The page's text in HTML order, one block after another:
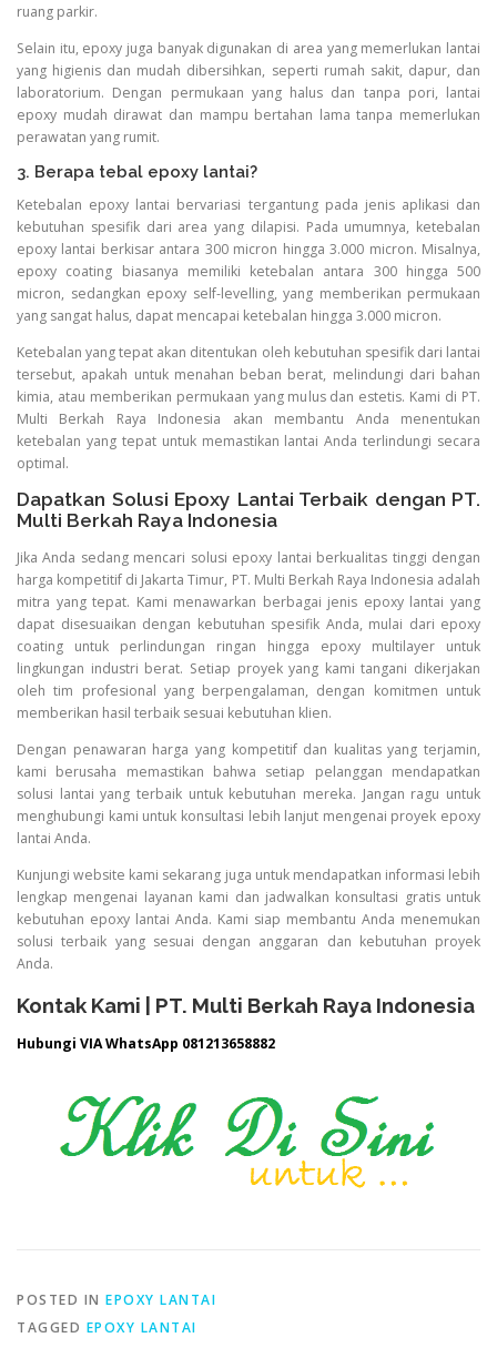
ruang parkir.
Selain itu, epoxy juga banyak digunakan di area yang memerlukan lantai
yang higienis dan mudah dibersihkan, seperti rumah sakit, dapur, dan
laboratorium. Dengan permukaan yang halus dan tanpa pori, lantai
epoxy mudah dirawat dan mampu bertahan lama tanpa memerlukan
perawatan yang rumit.
3. Berapa tebal epoxy lantai?
Ketebalan epoxy lantai bervariasi tergantung pada jenis aplikasi dan
kebutuhan spesifik dari area yang dilapisi. Pada umumnya, ketebalan
epoxy lantai berkisar antara 300 micron hingga 3.000 micron. Misalnya,
epoxy coating biasanya memiliki ketebalan antara 300 hingga 500
micron, sedangkan epoxy self-levelling, yang memberikan permukaan
yang sangat halus, dapat mencapai ketebalan hingga 3.000 micron.
Ketebalan yang tepat akan ditentukan oleh kebutuhan spesifik dari lantai
tersebut, apakah untuk menahan beban berat, melindungi dari bahan
kimia, atau memberikan permukaan yang mulus dan estetis. Kami di PT.
Multi Berkah Raya Indonesia akan membantu Anda menentukan
ketebalan yang tepat untuk memastikan lantai Anda terlindungi secara
optimal.
Dapatkan Solusi Epoxy Lantai Terbaik dengan PT.
Multi Berkah Raya Indonesia
Jika Anda sedang mencari solusi epoxy lantai berkualitas tinggi dengan
harga kompetitif di Jakarta Timur, PT. Multi Berkah Raya Indonesia adalah
mitra yang tepat. Kami menawarkan berbagai jenis epoxy lantai yang
dapat disesuaikan dengan kebutuhan spesifik Anda, mulai dari epoxy
coating untuk perlindungan ringan hingga epoxy multilayer untuk
lingkungan industri berat. Setiap proyek yang kami tangani dikerjakan
oleh tim profesional yang berpengalaman, dengan komitmen untuk
memberikan hasil terbaik sesuai kebutuhan klien.
Dengan penawaran harga yang kompetitif dan kualitas yang terjamin,
kami berusaha memastikan bahwa setiap pelanggan mendapatkan
solusi lantai yang terbaik untuk kebutuhan mereka. Jangan ragu untuk
menghubungi kami untuk konsultasi lebih lanjut mengenai proyek epoxy
lantai Anda.
Kunjungi website kami sekarang juga untuk mendapatkan informasi lebih
lengkap mengenai layanan kami dan jadwalkan konsultasi gratis untuk
kebutuhan epoxy lantai Anda. Kami siap membantu Anda menemukan
solusi terbaik yang sesuai dengan anggaran dan kebutuhan proyek
Anda.
Kontak Kami | PT. Multi Berkah Raya Indonesia
Hubungi VIA WhatsApp 081213658882
POSTED IN EPOXY LANTAI
TAGGED EPOXY LANTAI